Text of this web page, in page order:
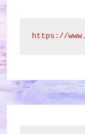
https://